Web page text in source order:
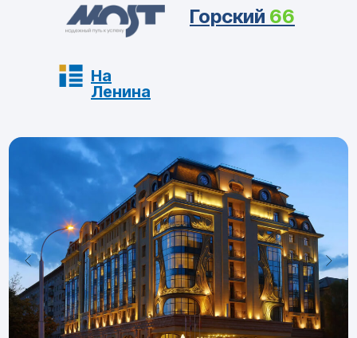
Горский 66
На
Ленина